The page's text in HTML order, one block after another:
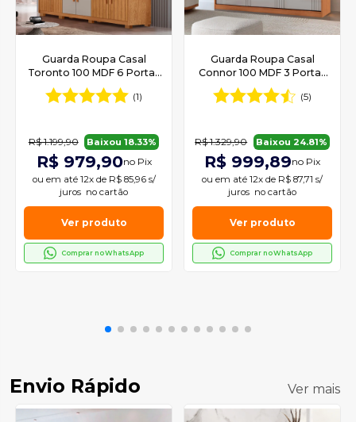
Guarda Roupa Casal
Toronto 100 MDF 6 Portas
e 2 Gavetas Com Pés
Moderna Mobília(1)
R$ 1.199,90 Baixou 18.33%
R$ 979,90no Pix
ou em até 12x de R$ 85,96 s/
juros no cartão
Ver produto
Comprar no WhatsApp
Guarda Roupa Casal
Connor 100 MDF 3 Portas
de Correr Moderna Mobília
(5)
R$ 1.329,90 Baixou 24.81%
R$ 999,89no Pix
ou em até 12x de R$ 87,71 s/
juros no cartão
Ver produto
Comprar no WhatsApp
Envio Rápido Ver mais